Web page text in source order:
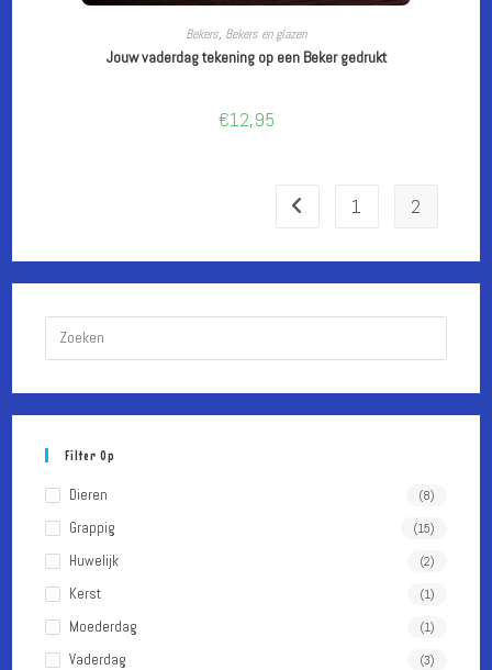
LEES VERDER
Bekers, Bekers en glazen
Jouw vaderdag tekening op een Beker gedrukt
€12,95
1 2
op
Filter Op
Dieren (8)
Grappig (15)
Huwelijk (2)
Kerst (1)
Moederdag (1)
Vaderdag (3)